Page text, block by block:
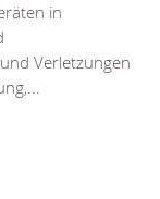
in
Verletzungen